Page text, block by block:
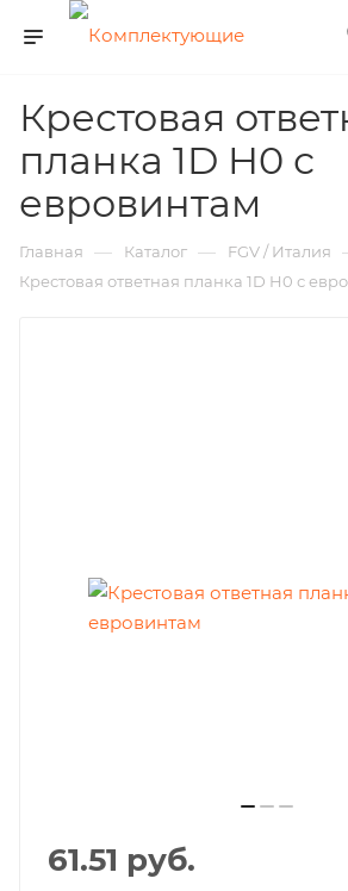
Крестовая
планка 1D H0 с
евровинтам
Главная — Каталог — FGV / Италия
Крестовая ответная планка 1D H0 с
61.51 руб.